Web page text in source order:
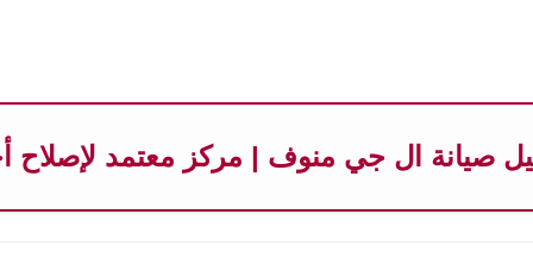
صيانة ال جي منوف | مركز معتمد لإصلاح